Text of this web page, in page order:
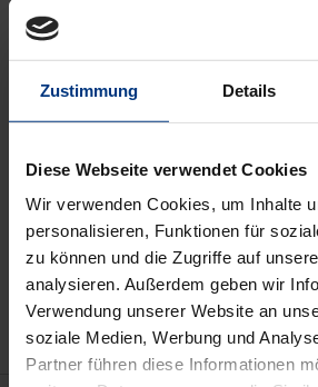
Zustimmung Details
Diese Webseite verwendet Cookies
Wir verwenden Cookies, um Inhalte
personalisieren, Funktionen für
zu können und die Zugriffe auf
analysieren. Außerdem geben wir
Verwendung unserer Website an
soziale Medien, Werbung und
Partner führen diese Informationen
Published ca. December 2026
ordered)
may vary at checkout.
Add to Cart
Add to Wish List
Delivery cost notice